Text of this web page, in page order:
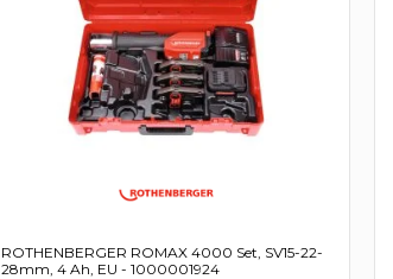
ROTHENBERGER ROMAX 4000 Set, SV15-22-
28mm, 4 Ah, EU - 1000001924